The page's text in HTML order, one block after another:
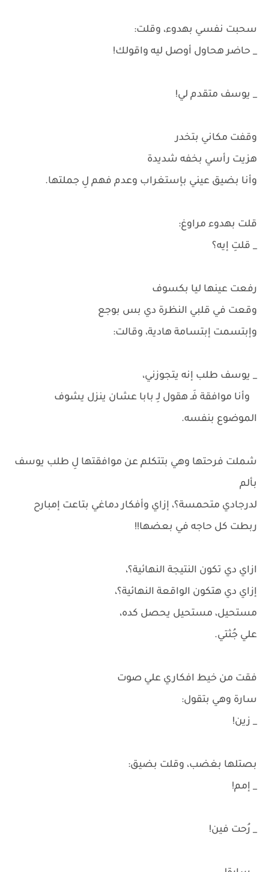
سحبت نفسي بهدوء، وقلت:
_ حاضر هحاول أوصل ليه واقولك!
_ يوسف متقدم لي!
وقفت مكاني بتخدر
هزيت رأسي بخفه شديدة
وأنا بضيق عيني بإستغراب وعدم فهم لِ جملتها.
قلت بهدوء مراوغ:
_ قلتِ إيه؟
رفعت عينها ليا بكسوف
وقعت في قلبي النظرة دي بس بوجع
وإبتسمت إبتسامة هادية، وقالت:
_ يوسف طلب إنه يتجوزني،
وأنا موافقة فَـ هقول لِـ بابا عشان ينزل يشوف
الموضوع بنفسه.
شملت فرحتها وهي بتتكلم عن موافقتها لِ طلب يوسف
بألم
لدرجادي متحمسة؟، إزاي وأفكار دماغي بتاعت إمبارح
ربطت كل حاجه في بعضها!!
ازاي دي تكون النتيجة النهائية؟،
إزاي دي هتكون الواقعة النهائية؟،
مستحيل، مستحيل يحصل كده،
علي جُثتي.
فقت من خيط افكاري علي صوت
سارة وهي بتقول:
_ زين!
بصتلها بغضب، وقلت بضيق:
_ إمم!
_ رُحت فين!